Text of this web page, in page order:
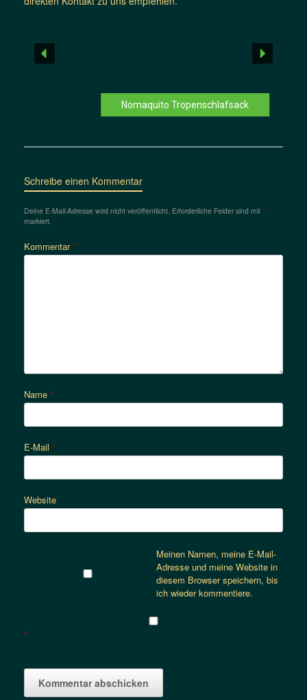
Nomaquito Tropenschlafsack
Schreibe einen Kommentar
Deine E-Mail-Adresse wird nicht veröffentlicht. Erforderliche Felder sind mit *
markiert.
Kommentar*
Name *
E-Mail *
Website
Meinen Namen, meine E-Mail-
Adresse und meine Website in
diesem Browser speichern, bis
ich wieder kommentiere.
*